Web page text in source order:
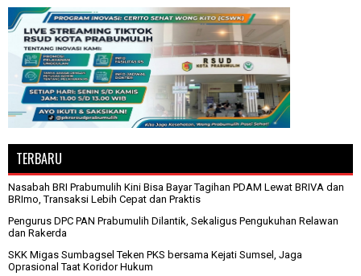
TERBARU
Nasabah BRI Prabumulih Kini Bisa Bayar Tagihan PDAM Lewat BRIVA dan
BRImo, Transaksi Lebih Cepat dan Praktis
Pengurus DPC PAN Prabumulih Dilantik, Sekaligus Pengukuhan Relawan
dan Rakerda
SKK Migas Sumbagsel Teken PKS bersama Kejati Sumsel, Jaga
Oprasional Taat Koridor Hukum